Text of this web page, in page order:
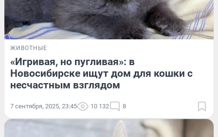
ЖИВОТНЫЕ
«Игривая, но пугливая»: в
Новосибирске ищут дом для кошки с
несчастным взглядом
7 сентября, 2025, 23:45 10 132 8